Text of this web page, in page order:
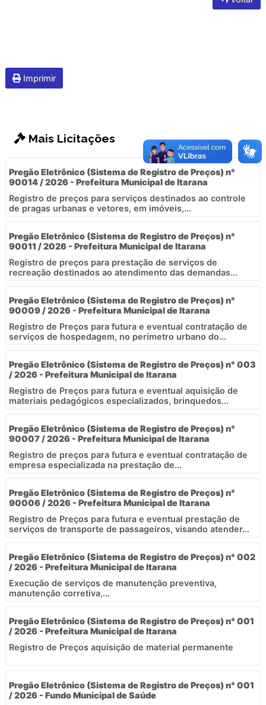
Imprimir
Mais Licitações
Pregão Eletrônico (Sistema de Registro de Preços) n°
90014 / 2026 - Prefeitura Municipal de Itarana
Registro de preços para serviços destinados ao controle
de pragas urbanas e vetores, em imóveis,...
Pregão Eletrônico (Sistema de Registro de Preços) n°
90011 / 2026 - Prefeitura Municipal de Itarana
Registro de preços para prestação de serviços de
recreação destinados ao atendimento das demandas...
Pregão Eletrônico (Sistema de Registro de Preços) n°
90009 / 2026 - Prefeitura Municipal de Itarana
Registro de Preços para futura e eventual contratação de
serviços de hospedagem, no perímetro urbano do...
Pregão Eletrônico (Sistema de Registro de Preços) n° 003
/ 2026 - Prefeitura Municipal de Itarana
Registro de Preços para futura e eventual aquisição de
materiais pedagógicos especializados, brinquedos...
Pregão Eletrônico (Sistema de Registro de Preços) n°
90007 / 2026 - Prefeitura Municipal de Itarana
Registro de preços para futura e eventual contratação de
empresa especializada na prestação de...
Pregão Eletrônico (Sistema de Registro de Preços) n°
90006 / 2026 - Prefeitura Municipal de Itarana
Registro de Preços para futura e eventual prestação de
serviços de transporte de passageiros, visando atender...
Pregão Eletrônico (Sistema de Registro de Preços) n° 002
/ 2026 - Prefeitura Municipal de Itarana
Execução de serviços de manutenção preventiva,
manutenção corretiva,...
Pregão Eletrônico (Sistema de Registro de Preços) n° 001
/ 2026 - Prefeitura Municipal de Itarana
Registro de Preços aquisição de material permanente
Pregão Eletrônico (Sistema de Registro de Preços) n° 001
/ 2026 - Fundo Municipal de Saúde